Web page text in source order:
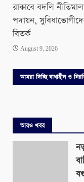
রাকাবে বদলি
পদায়ন,
বিতর্ক
August 9, 2026
আমরা দিচ্ছি বাধাহীন ও
আরও খবর